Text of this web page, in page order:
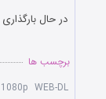
در حال
برچسب ها
WEB-DL